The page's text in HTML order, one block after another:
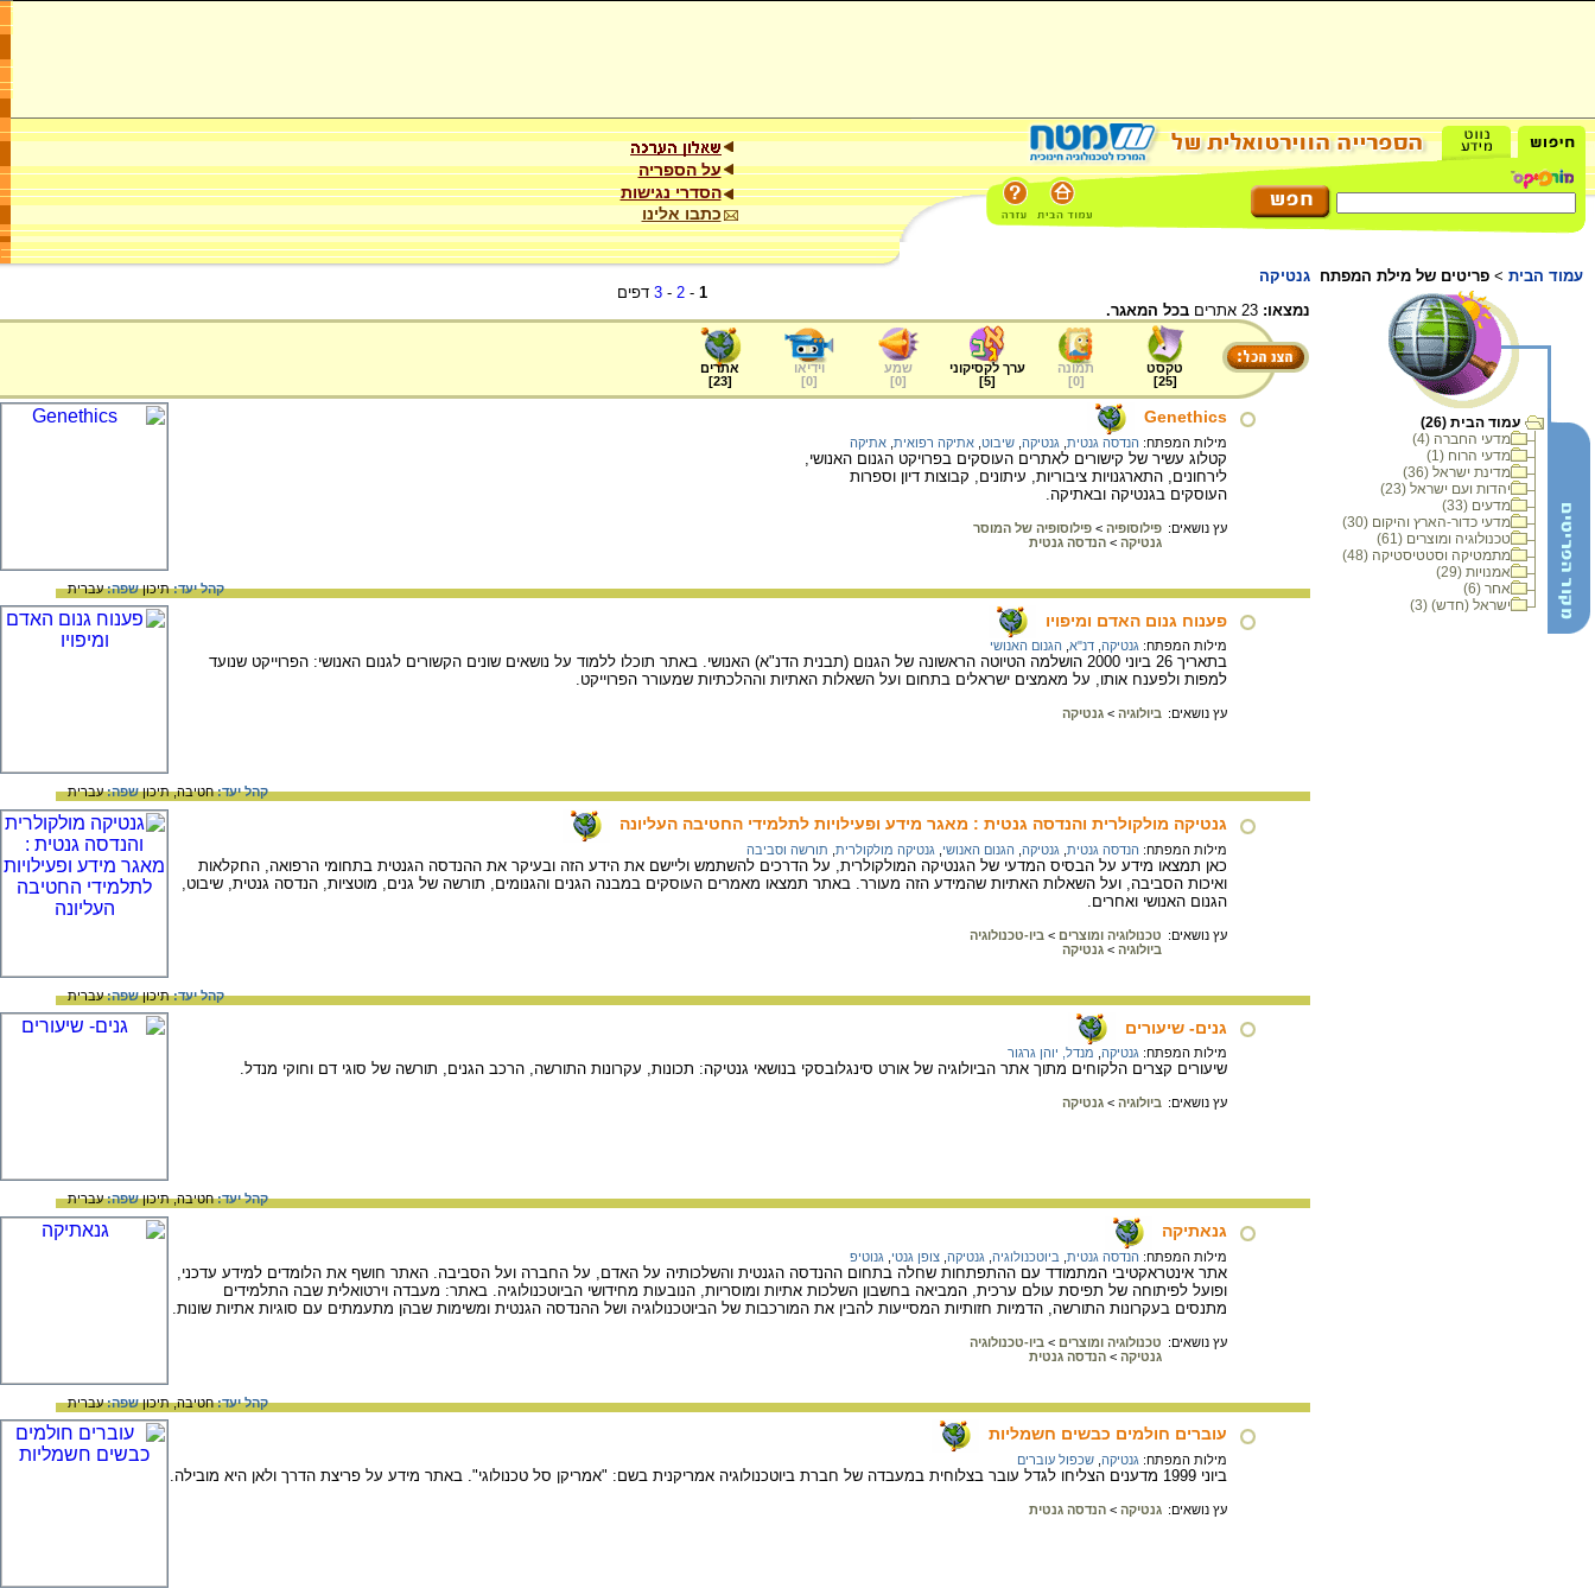
על הספריה
הסדרי נגישות
כתבו אלינו
עמוד הבית > פריטים של מילת המפתח גנטיקה
עמוד הבית (26)
מדעי החברה (4)
מדעי הרוח (1)
מדינת ישראל (36)
יהדות ועם ישראל (23)
מדעים (33)
מדעי כדור-הארץ והיקום (30)
טכנולוגיה ומוצרים (61)
מתמטיקה וסטטיסטיקה (48)
אמנויות (29)
אחר (6)
ישראל (חדש) (3)
1
-
2
-
3 דפים
נמצאו:
בכל המאגר.
טקסט
[
25
]
תמונה
[
0
]
ערך לקסיקוני
[
5
]
שמע
[
0
]
וידיאו
[
0
]
אתרים
[
23
]
Genethics
מילות המפתח: הנדסה גנטית גנטיקה שיבוט אתיקה רפואית אתיקה
קטלוג עשיר של קישורים לאתרים העוסקים בפרויקט הגנום האנושי,
לירחונים, התארגנויות ציבוריות, עיתונים, קבוצות דיון וספרות
העוסקים בגנטיקה ובאתיקה.
עץ נושאים: פילוסופיה > פילוסופיה של המוסר
גנטיקה > הנדסה גנטית
קהל יעד:תיכוןשפה:עברית
פענוח גנום האדם ומיפויו
מילות המפתח: גנטיקה דנ"א הגנום האנושי
בתאריך 26 ביוני 2000 הושלמה הטיוטה הראשונה של הגנום (תבנית הדנ"א) האנושי. באתר תוכלו ללמוד על נושאים שונים הקשורים לגנום האנושי: הפרוייקט שנועד
למפות ולפענח אותו, על מאמצים ישראלים בתחום ועל השאלות האתיות וההלכתיות שמעורר הפרוייקט.
עץ נושאים: ביולוגיה > גנטיקה
קהל יעד:חטיבה,תיכוןשפה:עברית
גנטיקה מולקולרית והנדסה גנטית : מאגר מידע ופעילויות לתלמידי החטיבה העליונה
מילות המפתח: הנדסה גנטית גנטיקה הגנום האנושי גנטיקה מולקולרית תורשה וסביבה
כאן תמצאו מידע על הבסיס המדעי של הגנטיקה המולקולרית, על הדרכים להשתמש וליישם את הידע הזה ובעיקר את ההנדסה הגנטית בתחומי הרפואה, החקלאות
ואיכות הסביבה, ועל השאלות האתיות שהמידע הזה מעורר. באתר תמצאו מאמרים העוסקים במבנה הגנים והגנומים, תורשה של גנים, מוטציות, הנדסה גנטית, שיבוט,
הגנום האנושי ואחרים.
עץ נושאים: טכנולוגיה ומוצרים > ביו-טכנולוגיה
ביולוגיה > גנטיקה
קהל יעד:תיכוןשפה:עברית
גנים- שיעורים
מילות המפתח: גנטיקה מנדל, יוהן גרגור
שיעורים קצרים הלקוחים מתוך אתר הביולוגיה של אורט סינגלובסקי בנושאי גנטיקה: תכונות, עקרונות התורשה, הרכב הגנים, תורשה של סוגי דם וחוקי מנדל.
עץ נושאים: ביולוגיה > גנטיקה
קהל יעד:חטיבה,תיכוןשפה:עברית
גנאתיקה
מילות המפתח: הנדסה גנטית ביוטכנולוגיה גנטיקה צופן גנטי גנוטיפ
אתר אינטראקטיבי המתמודד עם ההתפתחות שחלה בתחום ההנדסה הגנטית והשלכותיה על האדם, על החברה ועל הסביבה. האתר חושף את הלומדים למידע עדכני,
ופועל לפיתוחה של תפיסת עולם ערכית, המביאה בחשבון השלכות אתיות ומוסריות, הנובעות מחידושי הביוטכנולוגיה. באתר: מעבדה וירטואלית שבה התלמידים
מתנסים בעקרונות התורשה, הדמיות חזותיות המסייעות להבין את המורכבות של הביוטכנולוגיה ושל ההנדסה הגנטית ומשימות שבהן מתעמתים עם סוגיות אתיות שונות.
עץ נושאים: טכנולוגיה ומוצרים > ביו-טכנולוגיה
גנטיקה > הנדסה גנטית
קהל יעד:חטיבה,תיכוןשפה:עברית
עוברים חולמים כבשים חשמליות
מילות המפתח: גנטיקה שכפול עוברים
ביוני 1999 מדענים הצליחו לגדל עובר בצלוחית במעבדה של חברת ביוטכנולוגיה אמריקנית בשם: "אמריקן סל טכנולוגי". באתר מידע על פריצת הדרך ולאן היא מובילה.
עץ נושאים: גנטיקה > הנדסה גנטית